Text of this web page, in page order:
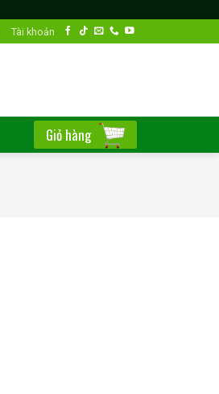
Tài khoản
Giỏ hàng